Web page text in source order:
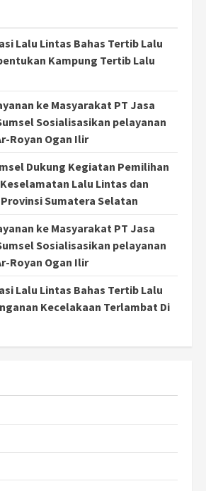
Lalu Lintas Bahas Tertib Lalu
Kampung Tertib Lalu
ke Masyarakat PT Jasa
Sosialisasikan pelayanan
Royan Ogan Ilir
Dukung Kegiatan Pemilihan
Lalu Lintas dan
Sumatera Selatan
ke Masyarakat PT Jasa
Sosialisasikan pelayanan
Royan Ogan Ilir
Lalu Lintas Bahas Tertib Lalu
Kecelakaan Terlambat Di